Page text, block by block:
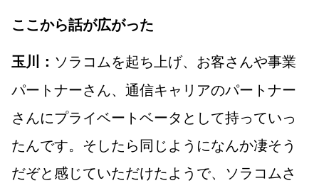
ここから話が広がった
玉川： ソラコムを起ち上げ、お客さんや事業
パートナーさん、通信キャリアのパートナー
さんにプライベートベータとして持っていっ
たんです。そしたら同じようになんか凄そう
だぞと感じていただけたようで、ソラコムさ